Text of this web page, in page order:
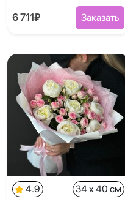
6 711₽ Заказать
4.9
34 x 40 см